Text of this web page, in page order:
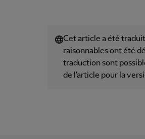
Cet article a été
raisonnables ont été
traduction sont
de l'article pour la